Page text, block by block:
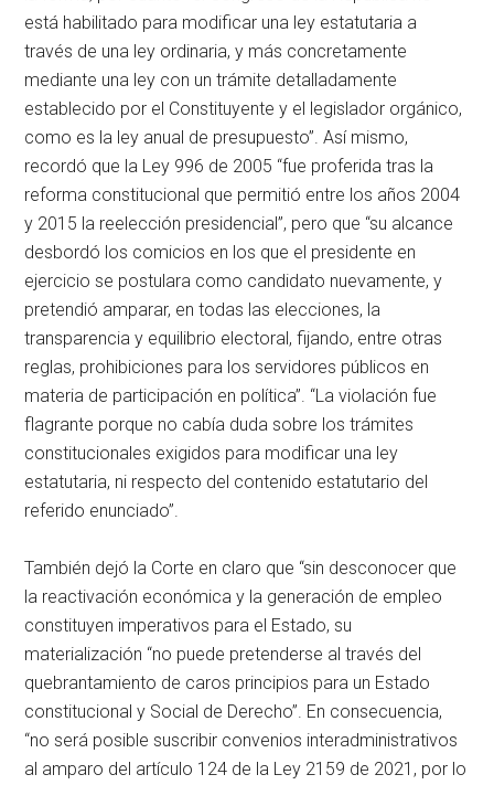
está habilitado para modificar una ley estatutaria a
través de una ley ordinaria, y más concretamente
mediante una ley con un trámite detalladamente
establecido por el Constituyente y el legislador orgánico,
como es la ley anual de presupuesto”. Así mismo,
recordó que la Ley 996 de 2005 “fue proferida tras la
reforma constitucional que permitió entre los años 2004
y 2015 la reelección presidencial”, pero que “su alcance
desbordó los comicios en los que el presidente en
ejercicio se postulara como candidato nuevamente, y
pretendió amparar, en todas las elecciones, la
transparencia y equilibrio electoral, fijando, entre otras
reglas, prohibiciones para los servidores públicos en
materia de participación en política”. “La violación fue
flagrante porque no cabía duda sobre los trámites
constitucionales exigidos para modificar una ley
estatutaria, ni respecto del contenido estatutario del
referido enunciado”.
También dejó la Corte en claro que “sin desconocer que
la reactivación económica y la generación de empleo
constituyen imperativos para el Estado, su
materialización “no puede pretenderse al través del
quebrantamiento de caros principios para un Estado
constitucional y Social de Derecho”. En consecuencia,
“no será posible suscribir convenios interadministrativos
al amparo del artículo 124 de la Ley 2159 de 2021, por lo